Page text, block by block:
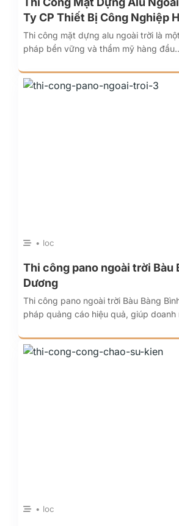
Ty CP Thiết Bị Công Nghiệp
Thi công mặt dựng alu ngoài trời là
pháp bền vững và thẩm mỹ hàng
• loc
Thi công pano ngoài trời Bàu
Dương
Thi công pano ngoài trời Bàu Bàng
pháp quảng cáo hiệu quả, giúp
• loc